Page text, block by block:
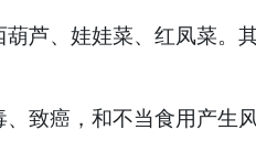
、娃娃菜、红凤菜。
癌，和不当食用产生风